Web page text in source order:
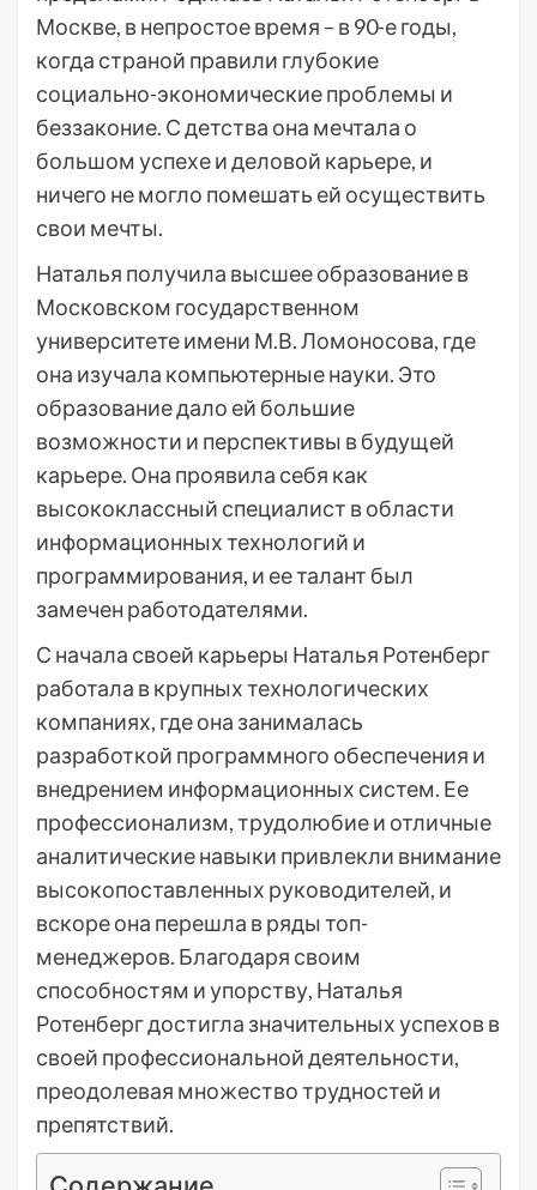
Москве, в непростое время – в 90-е годы,
когда страной правили глубокие
социально-экономические проблемы и
беззаконие. С детства она мечтала о
большом успехе и деловой карьере, и
ничего не могло помешать ей осуществить
свои мечты.
Наталья получила высшее образование в
Московском государственном
университете имени М.В. Ломоносова, где
она изучала компьютерные науки. Это
образование дало ей большие
возможности и перспективы в будущей
карьере. Она проявила себя как
высококлассный специалист в области
информационных технологий и
программирования, и ее талант был
замечен работодателями.
С начала своей карьеры Наталья Ротенберг
работала в крупных технологических
компаниях, где она занималась
разработкой программного обеспечения и
внедрением информационных систем. Ее
профессионализм, трудолюбие и отличные
аналитические навыки привлекли внимание
высокопоставленных руководителей, и
вскоре она перешла в ряды топ-
менеджеров. Благодаря своим
способностям и упорству, Наталья
Ротенберг достигла значительных успехов в
своей профессиональной деятельности,
преодолевая множество трудностей и
препятствий.